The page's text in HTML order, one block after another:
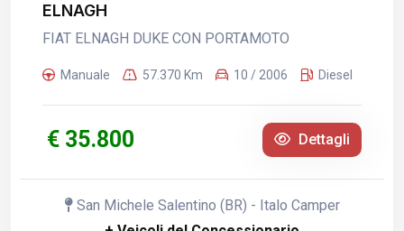
ELNAGH
FIAT ELNAGH DUKE CON PORTAMOTO
Manuale 57.370 Km 10 / 2006 Diesel
€ 35.800 Dettagli
San Michele Salentino (BR) - Italo Camper